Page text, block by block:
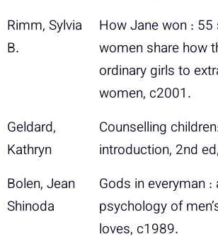
‏‫How Jane won :
women share how
ordinary girls to
Rimm, Sylvia
B.
‏‫Counselling
Geldard,
Kathryn
‏‫‭Gods in everyman :
psychology of
loves, c1989.
Bolen, Jean
Shinoda